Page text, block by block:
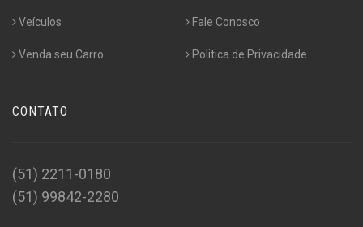
Veículos
Venda seu Carro
Fale Conosco
Politica de Privacidade
CONTATO
(51) 2211-0180
(51) 99842-2280